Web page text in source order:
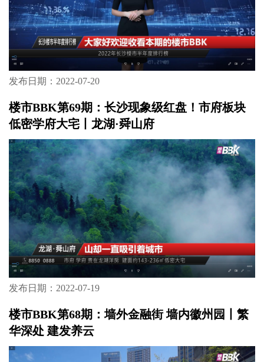
发布日期：2022-07-20
楼市BBK第69期：长沙现象级红盘！市府板块
低密学府大宅丨龙湖·舜山府
发布日期：2022-07-19
楼市BBK第68期：墙外金融街 墙内徽州园丨繁
华深处 建发养云